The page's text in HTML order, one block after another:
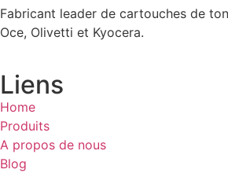
Fabricant leader de cartouches de
Oce, Olivetti et Kyocera.
Liens
Home
Produits
A propos de nous
Blog